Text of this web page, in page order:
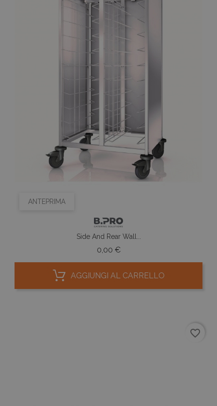
ANTEPRIMA
Side And Rear Wall...
0,00 €Prezzo
AGGIUNGI AL CARRELLO
favorite_border